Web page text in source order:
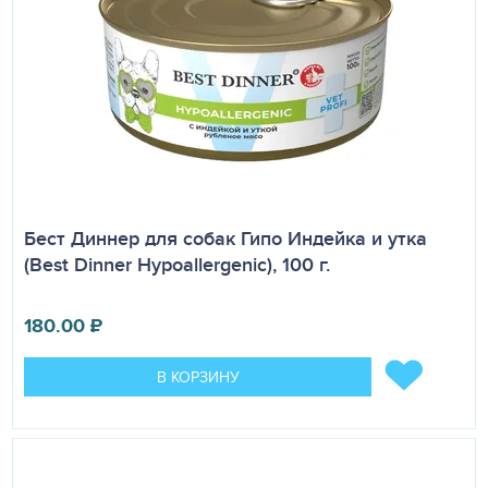
Бест Диннер для собак Гипо Индейка и утка
(Best Dinner Hypoallergenic), 100 г.
180.00₽
В КОРЗИНУ